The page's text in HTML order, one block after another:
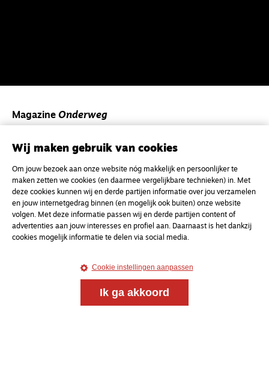
Magazine Onderweg
en gesprek voor christenen onderweg, in het bijzonder
voor de Nederlandse Gereformeerde Kerken.
MagazineOnderweg
Kvk-nummer 33277063
NL46 INGB 0117 5827 86
info@onderwegonline.nl
Wij maken gebruik van cookies
Om jouw bezoek aan onze website nóg makkelijk en persoonlijker te
maken zetten we cookies (en daarmee vergelijkbare technieken) in. Met
deze cookies kunnen wij en derde partijen informatie over jou verzamelen
en jouw internetgedrag binnen (en mogelijk ook buiten) onze website
volgen. Met deze informatie passen wij en derde partijen content of
advertenties aan jouw interesses en profiel aan. Daarnaast is het dankzij
cookies mogelijk informatie te delen via social media.
Cookie instellingen aanpassen
Ik ga akkoord